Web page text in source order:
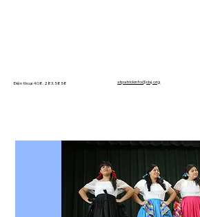
Điện thoại 408.283.5858 stpatrickinfo@dsj.org